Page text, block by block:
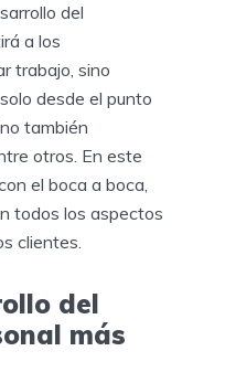
del
a los
trabajo, sino
desde el punto
también
otros. En este
el boca a boca,
todos los aspectos
clientes.
del
más